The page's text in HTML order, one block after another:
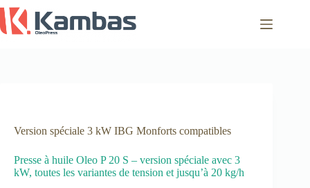
Passer
au
contenu
Version spéciale 3 kW IBG Monforts compatibles
Presse à huile Oleo P 20 S – version spéciale avec 3
kW, toutes les variantes de tension et jusqu’à 20 kg/h